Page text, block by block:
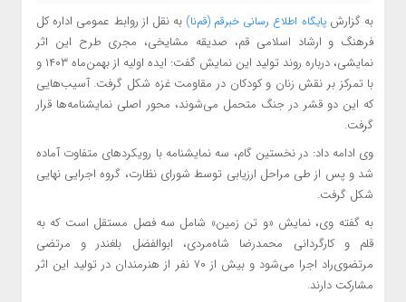
به گزارشپایگاه اطلاع رسانی خبرقم (قم‌نا) به نقل از روابط عمومی اداره کل
فرهنگ و ارشاد اسلامی قم، صدیقه مشایخی، مجری طرح این اثر
نمایشی، درباره روند تولید این نمایش گفت: ایده اولیه از بهمن‌ماه ۱۴۰۳ و
با تمرکز بر نقش زنان و کودکان در مقاومت غزه شکل گرفت. آسیب‌هایی
که این دو قشر در جنگ متحمل می‌شوند، محور اصلی نمایشنامه‌ها قرار
گرفت.
وی ادامه داد: در نخستین گام، سه نمایشنامه با رویکردهای متفاوت آماده
شد و پس از طی مراحل ارزیابی توسط شورای نظارت، گروه اجرایی نهایی
شکل گرفت.
به گفته وی، نمایش «و تن زمین» شامل سه فصل مستقل است که به
قلم و کارگردانی محمدرضا شاه‌مردی، ابوالفضل بلغندر و مرتضی
مرتضوی‌راد اجرا می‌شود و بیش از ۷۰ نفر از هنرمندان در تولید این اثر
مشارکت دارند.